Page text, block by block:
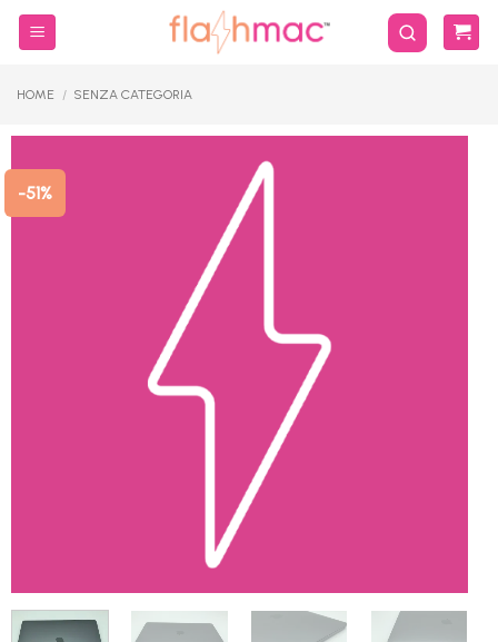
Salta
HOME / SENZA CATEGORIA
-51%